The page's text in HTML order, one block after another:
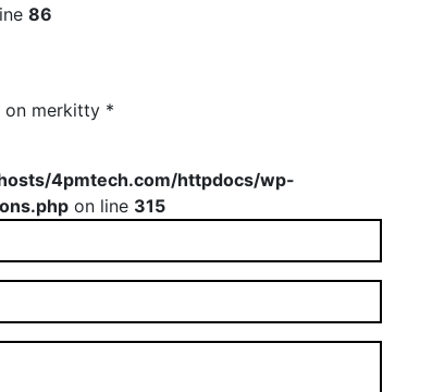
86
on merkitty *
4pmtech.com/httpdocs/wp-
on line 315